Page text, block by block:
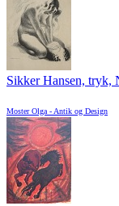
Sikker Hansen, tryk,
Moster Olga - Antik og Design